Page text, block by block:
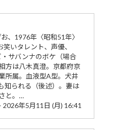
お、1976年〈昭和51年〉
いタレント、声優、
サバンナのボケ（場合
方は八木真澄。京都府京
所属。血液型A型。犬井
知られる（後述）。妻は
と。…
年5月11日 (月) 16:41